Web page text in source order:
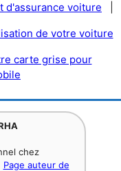
d'assurance voiture
de votre voiture
carte grise pour
chez
Page auteur de